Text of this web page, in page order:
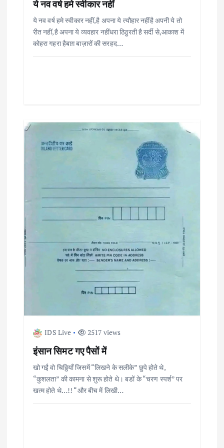
ये नव वर्ष हमे स्वीकार नहीं
ये नव वर्ष हमे स्वीकार नहीं,है अपना ये त्यौहार नहींहै अपनी ये तो
रीत नहीं,है अपना ये व्यवहार नहींधरा ठिठुरती है सर्दी से,आकाश में
कोहरा गहरा हैबाग़ बाज़ारों की सरहद…
IDS Live 2517 views
इंसान सिमट गए पैसों में
खो गईं वो चिठ्ठियाँ जिसमें “लिखने के सलीके” छुपे होते थे,
“कुशलता” की कामना से शुरू होते थे। बडों के “चरण स्पर्श” पर
खत्म होते थे…!! “और बीच में लिखी…